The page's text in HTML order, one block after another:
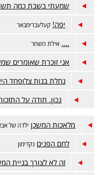
שמעתי בשבת כמה
יפה! קעלעברימבאר
.... אילת השחר
אני זוכרת שאומרים
נחלת בנות צלופחד
נכון. תודה על
מלאכות המשכן ילדה של
לחם הפנים נקדימון
זה לא לצורך בניית